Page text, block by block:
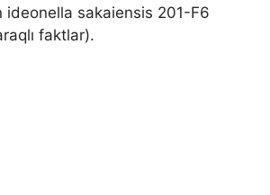
ideonella sakaiensis 201-F6
faktlar).